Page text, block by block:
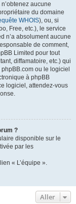
aucune
du domaine
WHOIS), ou, si
Free, etc.), le service
n’a absolument aucune
de comment,
Limited pour tout
diffamatoire, etc.) qui
ou le logiciel
à phpBB
logiciel, attendez-vous
?
disponible sur le
par les
« L’équipe ».
Aller